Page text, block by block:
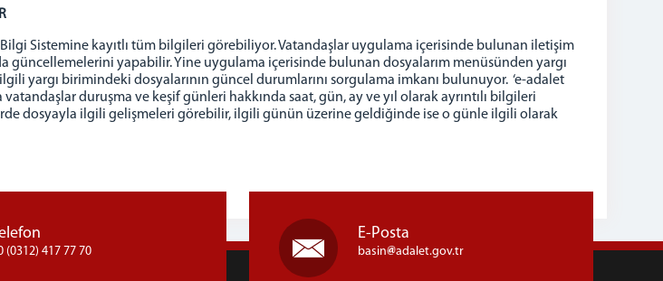
Sistemine kayıtlı tüm bilgileri görebiliyor. Vatandaşlar uygulama içerisinde bulunan iletişim
yapabilir. Yine uygulama içerisinde bulunan dosyalarım menüsünden yargı
yargı birimindeki dosyalarının güncel durumlarını sorgulama imkanı bulunuyor. ‘e-adalet
duruşma ve keşif günleri hakkında saat, gün, ay ve yıl olarak ayrıntılı bilgileri
dosyayla ilgili gelişmeleri görebilir, ilgili günün üzerine geldiğinde ise o günle ilgili olarak
(0312) 417 77 70
E-Posta
basin adalet.gov.tr